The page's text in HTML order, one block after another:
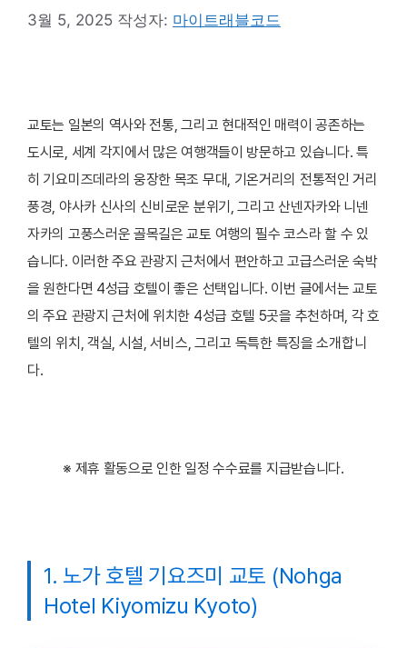
3월 5, 2025 작성자: 마이트래블코드
교토는 일본의 역사와 전통, 그리고 현대적인 매력이 공존하는
도시로, 세계 각지에서 많은 여행객들이 방문하고 있습니다. 특
히 기요미즈데라의 웅장한 목조 무대, 기온거리의 전통적인 거리
풍경, 야사카 신사의 신비로운 분위기, 그리고 산넨자카와 니넨
자카의 고풍스러운 골목길은 교토 여행의 필수 코스라 할 수 있
습니다. 이러한 주요 관광지 근처에서 편안하고 고급스러운 숙박
을 원한다면 4성급 호텔이 좋은 선택입니다. 이번 글에서는 교토
의 주요 관광지 근처에 위치한 4성급 호텔 5곳을 추천하며, 각 호
텔의 위치, 객실, 시설, 서비스, 그리고 독특한 특징을 소개합니
다.
※ 제휴 활동으로 인한 일정 수수료를 지급받습니다.
1. 노가 호텔 기요즈미 교토 (Nohga
Hotel Kiyomizu Kyoto)